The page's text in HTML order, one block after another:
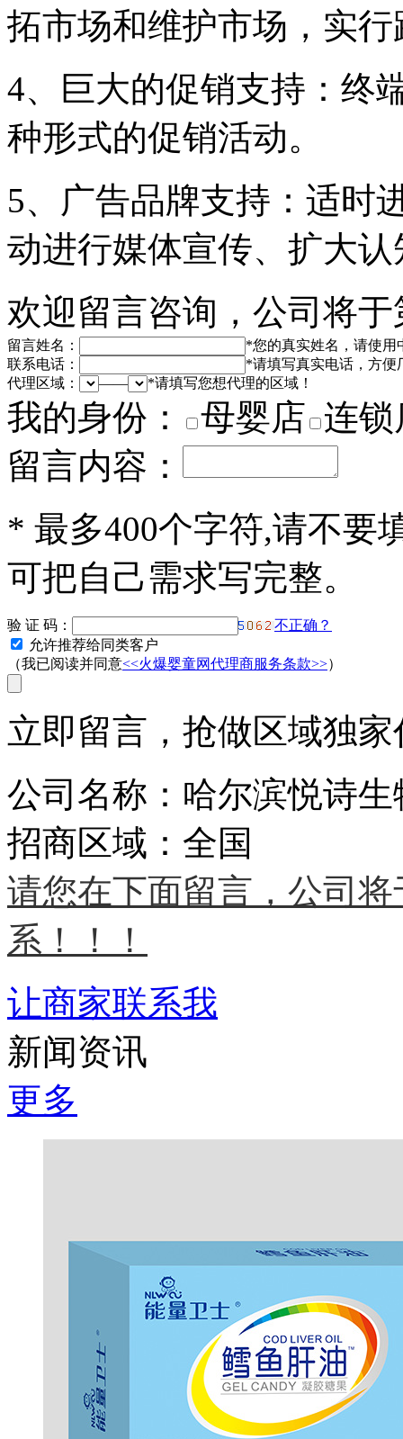
拓市场和维护市场，实
4、巨大的促销支持：终
种形式的促销活动。
5、广告品牌支持：适时
动进行媒体宣传、扩大认
欢迎留言咨询，公司将
留言姓名： *您的真实姓名，请使用
联系电话：
*请填写真实电话，方便
代理区域：
—— *请填写您想代理的区域！
我的身份： 母婴店 连锁
留言内容：
* 最多400个字符,请不要
可把自己需求写完整。
验 证 码：
不正确？
允许推荐给同类客户
（我已阅读并同意<<火爆婴童网代理商服务条款>>）
立即留言，抢做区域独
公司名称：哈尔滨悦诗
招商区域：全国
请您在下面留言，公司
系！！！
让商家联系我
新闻资讯
更多